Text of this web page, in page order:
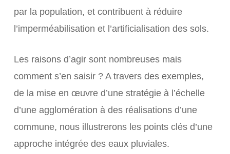
par la population, et contribuent à réduire
l’imperméabilisation et l’artificialisation des sols.
Les raisons d’agir sont nombreuses mais
comment s’en saisir ? A travers des exemples,
de la mise en œuvre d’une stratégie à l’échelle
d’une agglomération à des réalisations d’une
commune, nous illustrerons les points clés d’une
approche intégrée des eaux pluviales.